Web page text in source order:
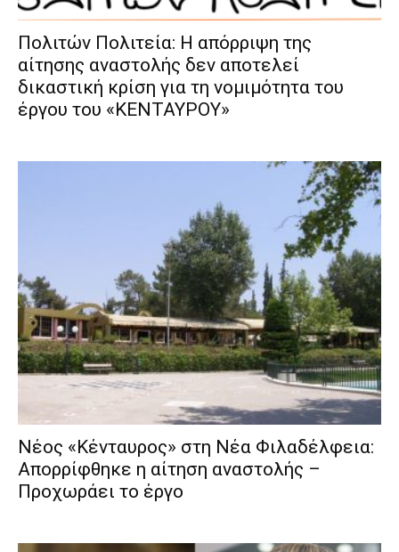
Πολιτών Πολιτεία: Η απόρριψη της
αίτησης αναστολής δεν αποτελεί
δικαστική κρίση για τη νομιμότητα του
έργου του «ΚΕΝΤΑΥΡΟΥ»
Νέος «Κένταυρος» στη Νέα Φιλαδέλφεια:
Απορρίφθηκε η αίτηση αναστολής –
Προχωράει το έργο